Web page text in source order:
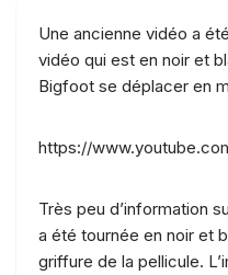
Une ancienne vidéo a
vidéo qui est en noir et
Bigfoot se déplacer en
https://
Très peu d’information
a été tournée en noir et
griffure de la pellicule.